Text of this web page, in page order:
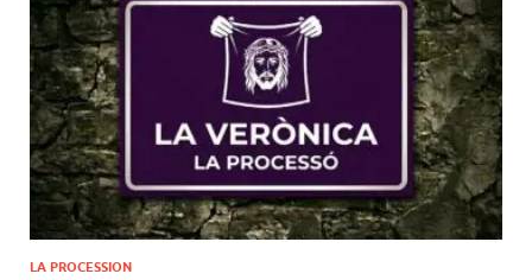
LA PROCESSION